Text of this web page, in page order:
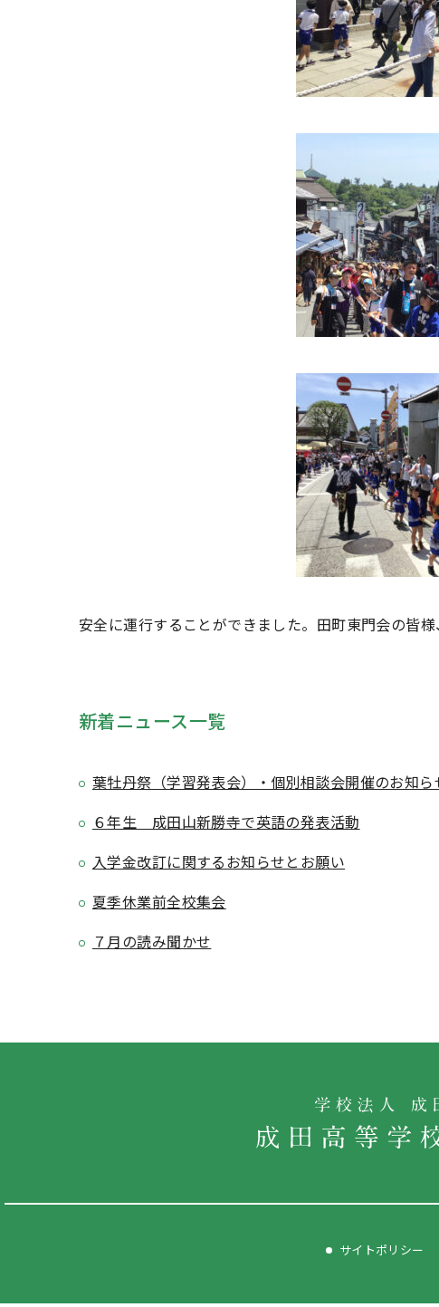
安全に運行することができました。田町東門会の皆
新着ニュース一覧
葉牡丹祭（学習発表会）・個別相談会開催のお知ら
６年生 成田山新勝寺で英語の発表活動
入学金改訂に関するお知らせとお願い
夏季休業前全校集会
７月の読み聞かせ
サイトポリシー